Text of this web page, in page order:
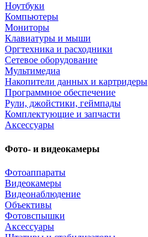
Ноутбуки
Компьютеры
Мониторы
Клавиатуры и мыши
Оргтехника и расходники
Сетевое оборудование
Мультимедиа
Накопители данных и картридеры
Программное обеспечение
Рули, джойстики, геймпады
Комплектующие и запчасти
Аксессуары
Фото- и видеокамеры
Фотоаппараты
Видеокамеры
Видеонаблюдение
Объективы
Фотовспышки
Аксессуары